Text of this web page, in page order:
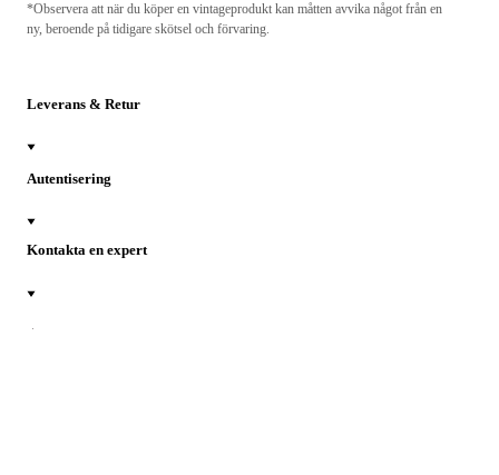
*Observera att när du köper en vintageprodukt kan måtten avvika något från en
ny, beroende på tidigare skötsel och förvaring.
Leverans & Retur
Autentisering
Kontakta en expert